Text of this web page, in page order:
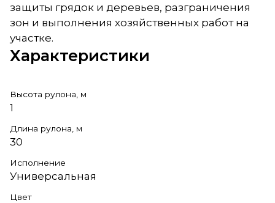
защиты грядок и деревьев, разграничения
зон и выполнения хозяйственных работ на
участке.
Характеристики
Высота рулона, м
1
Длина рулона, м
30
Исполнение
Универсальная
Цвет